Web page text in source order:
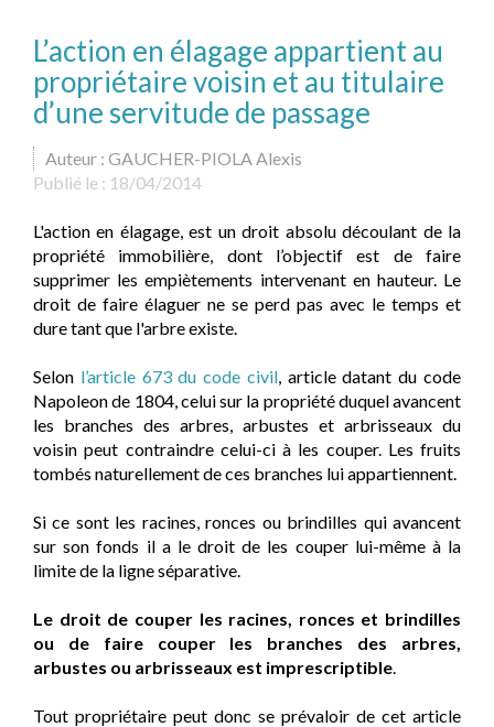
L’action en élagage appartient au
propriétaire voisin et au titulaire
d’une servitude de passage
Auteur : GAUCHER-PIOLA Alexis
Publié le : 18/04/2014
L'action en élagage, est un droit absolu découlant de la
propriété immobilière, dont l’objectif est de faire
supprimer les empiètements intervenant en hauteur. Le
droit de faire élaguer ne se perd pas avec le temps et
dure tant que l'arbre existe.
Selon l’article 673 du code civil, article datant du code
Napoleon de 1804, celui sur la propriété duquel avancent
les branches des arbres, arbustes et arbrisseaux du
voisin peut contraindre celui-ci à les couper. Les fruits
tombés naturellement de ces branches lui appartiennent.
Si ce sont les racines, ronces ou brindilles qui avancent
sur son fonds il a le droit de les couper lui-même à la
limite de la ligne séparative.
Le droit de couper les racines, ronces et brindilles
ou de faire couper les branches des arbres,
arbustes ou arbrisseaux est imprescriptible.
Tout propriétaire peut donc se prévaloir de cet article